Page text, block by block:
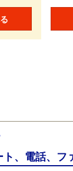
、電話、フ